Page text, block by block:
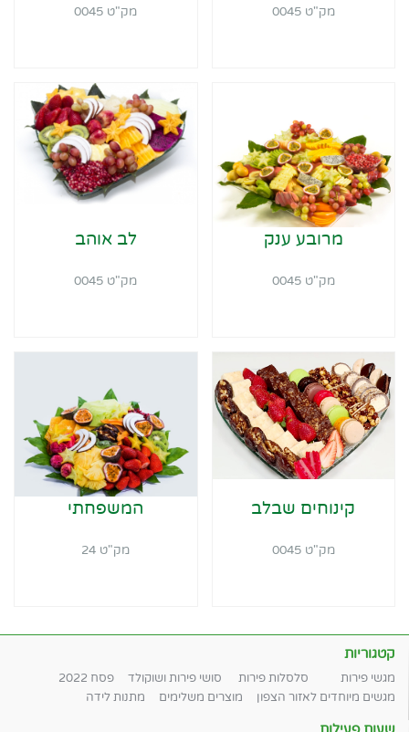
מק"ט 0045 מק"ט 0045
מרובע ענק
מק"ט 0045
לב אוהב
מק"ט 0045
קינוחים שבלב
מק"ט 0045
המשפחתי
מק"ט 24
קטגוריות
מגשי פירות סלסלות פירות סושי פירות ושוקולד
פסח 2022
מגשים מיוחדים לאזור הצפון
מוצרים משלימים מתנות לידה